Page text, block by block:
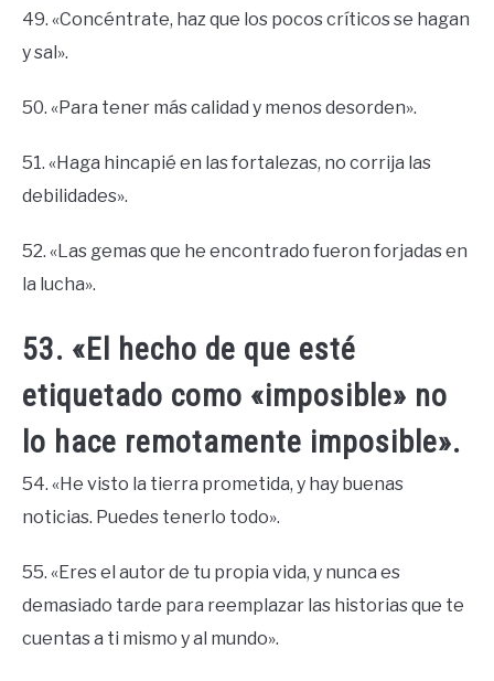
49. «Concéntrate, haz que los pocos críticos se hagan
y sal».
50. «Para tener más calidad y menos desorden».
51. «Haga hincapié en las fortalezas, no corrija las
debilidades».
52. «Las gemas que he encontrado fueron forjadas en
la lucha».
53. «El hecho de que esté
etiquetado como «imposible» no
lo hace remotamente imposible».
54. «He visto la tierra prometida, y hay buenas
noticias. Puedes tenerlo todo».
55. «Eres el autor de tu propia vida, y nunca es
demasiado tarde para reemplazar las historias que te
cuentas a ti mismo y al mundo».